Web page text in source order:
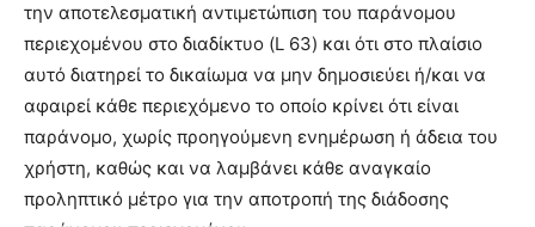
την αποτελεσματική αντιμετώπιση του παράνομου
περιεχομένου στο διαδίκτυο (L 63) και ότι στο πλαίσιο
αυτό διατηρεί το δικαίωμα να μην δημοσιεύει ή/και να
αφαιρεί κάθε περιεχόμενο το οποίο κρίνει ότι είναι
παράνομο, χωρίς προηγούμενη ενημέρωση ή άδεια του
χρήστη, καθώς και να λαμβάνει κάθε αναγκαίο
προληπτικό μέτρο για την αποτροπή της διάδοσης